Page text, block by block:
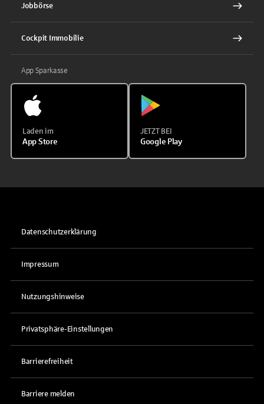
Jobbörse
Cockpit Immobilie
App Sparkasse
Laden im
App Store
JETZT BEI
Google Play
Datenschutzerklärung
Impressum
Nutzungshinweise
Privatsphäre-Einstellungen
Barrierefreiheit
Barriere melden